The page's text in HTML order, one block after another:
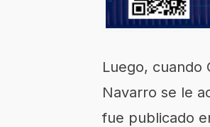
Luego, cuando
Navarro se le
fue publicado